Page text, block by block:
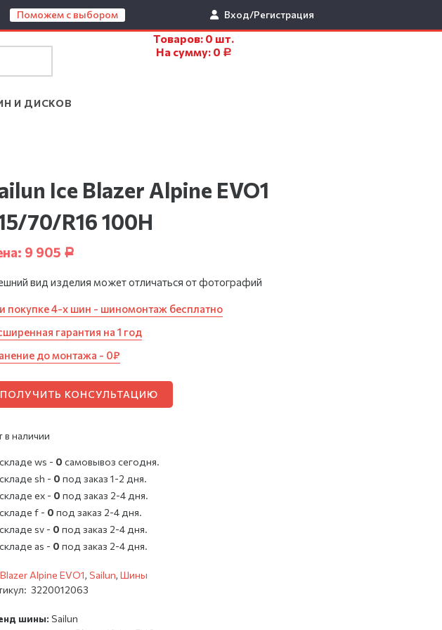
Поможем с выбором Вход/Регистрация
Товаров: 0 шт.
На сумму: 0 Р
И ДИСКОВ
Ice Blazer Alpine EVO1
70/R16 100H
9 905 Р
вид изделия может отличаться от фотографий
покупке 4-х шин - шиномонтаж бесплатно
гарантия на 1 год
до монтажа - 0₽
ПОЛУЧИТЬ КОНСУЛЬТАЦИЮ
в наличии
ws - 0 cамовывоз сегодня.
sh - 0 под заказ 1-2 дня.
ex - 0 под заказ 2-4 дня.
f - 0 под заказ 2-4 дня.
sv - 0 под заказ 2-4 дня.
as - 0 под заказ 2-4 дня.
Alpine EVO1,Sailun,Шины
3220012063
шины:Sailun